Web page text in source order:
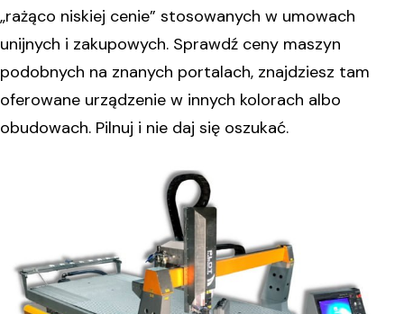
„rażąco niskiej cenie” stosowanych w umowach
unijnych i zakupowych. Sprawdź ceny maszyn
podobnych na znanych portalach, znajdziesz tam
oferowane urządzenie w innych kolorach albo
obudowach. Pilnuj i nie daj się oszukać.